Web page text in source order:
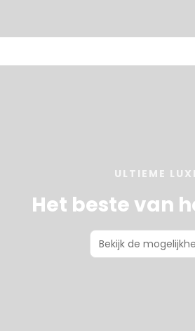
ULTIEME
Het beste van
Bekijk de